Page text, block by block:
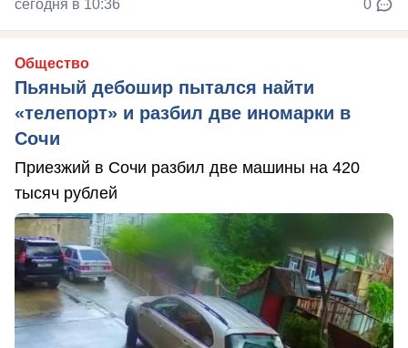
сегодня в 10:36 0
Общество
Пьяный дебошир пытался найти
«телепорт» и разбил две иномарки в
Сочи
Приезжий в Сочи разбил две машины на 420
тысяч рублей